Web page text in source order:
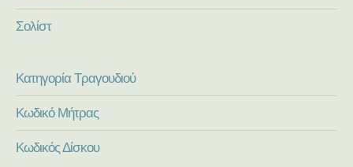
Σολίστ
Κατηγορία Τραγουδιού
Κωδικό Μήτρας
Κωδικός Δίσκου